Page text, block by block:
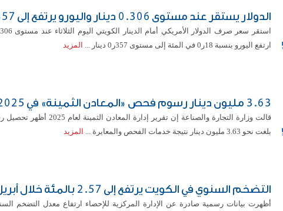
الدولار يستقر عند مستوى 0.306 دينار واليورو يرتفع إلى 0.357
ارتفع اليورو بنسبة 18ر0 في المئة إلى مستوى 357ر0 دينار ...
المزيد
3.63 مليون دينار رسوم فحص «المعادن الثمينة» في 2025
قالت وزارة التجارة والصناعة إن تقرير إدارة
بلغت نحو 3.63 مليون دينار نتيجة خدمات الفحص والمعايرة ...
المزيد
التضخم السنوي في الكويت يرتفع إلى 2.57 بالمئة خلال أبريل 2026
أظهرت بيانات رسمية صادرة عن الإدارة المركزية للإحصاء ارتفاع معدل التضخم